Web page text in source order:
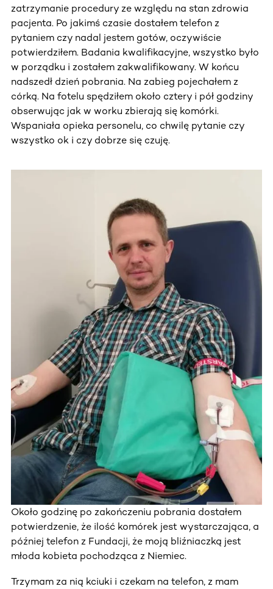
zatrzymanie procedury ze względu na stan zdrowia
pacjenta. Po jakimś czasie dostałem telefon z
pytaniem czy nadal jestem gotów, oczywiście
potwierdziłem. Badania kwalifikacyjne, wszystko było
w porządku i zostałem zakwalifikowany. W końcu
nadszedł dzień pobrania. Na zabieg pojechałem z
córką. Na fotelu spędziłem około cztery i pół godziny
obserwując jak w worku zbierają się komórki.
Wspaniała opieka personelu, co chwilę pytanie czy
wszystko ok i czy dobrze się czuję.
Około godzinę po zakończeniu pobrania dostałem
potwierdzenie, że ilość komórek jest wystarczająca, a
później telefon z Fundacji, że moją bliźniaczką jest
młoda kobieta pochodząca z Niemiec.
Trzymam za nią kciuki i czekam na telefon, z mam